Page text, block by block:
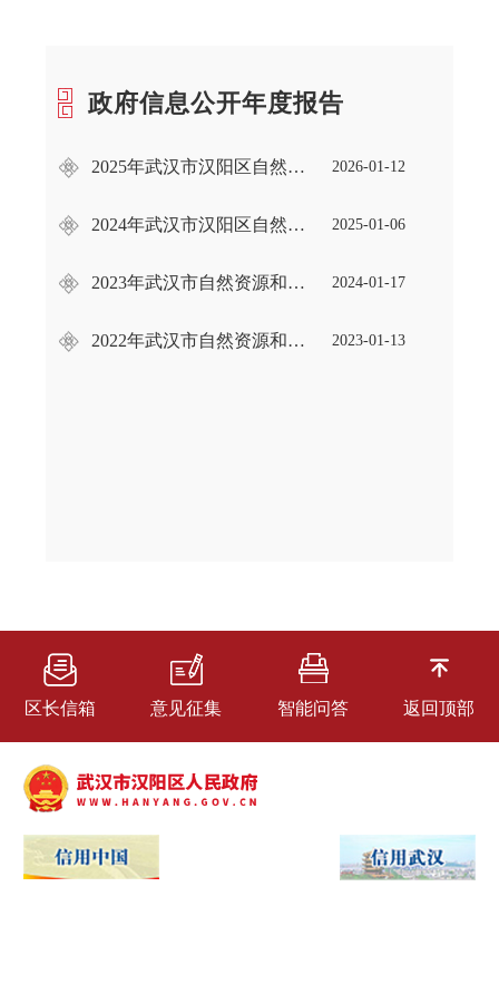
政府信息公开年度报告
2025年武汉市汉阳区自然资源和城乡建设局政府信息公开工作年度报告 2026-01-12
2024年武汉市汉阳区自然资源和城乡建设局政府信息公开工作年度报告 2025-01-06
2023年武汉市自然资源和规划局汉阳分局政府信息公开工作年度报告 2024-01-17
2022年武汉市自然资源和规划局汉阳分局政府信息公开工作年度报告 2023-01-13
区长信箱 意见征集 智能问答 返回顶部